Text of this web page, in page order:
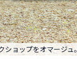
ショップをオマージュ